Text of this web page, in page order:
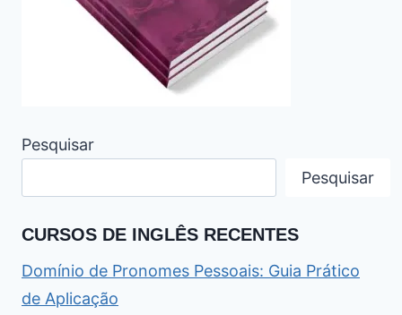
Pesquisar
Pesquisar
CURSOS DE INGLÊS RECENTES
Domínio de Pronomes Pessoais: Guia Prático
de Aplicação